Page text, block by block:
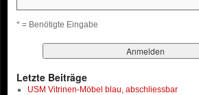
* = Benötigte Eingabe
Letzte Beiträge
USM Vitrinen-Möbel blau, abschliessbar